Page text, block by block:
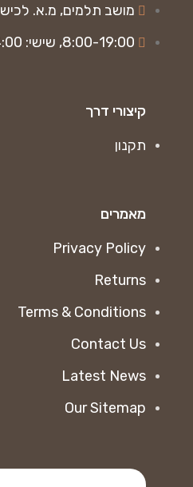
מושב תלמים, מ.א. לכיש
8:00-19:00, שישי: 8:00-14:00
קיצורי דרך
תקנון
מאמרים
Privacy Policy
Returns
Terms & Conditions
Contact Us
Latest News
Our Sitemap